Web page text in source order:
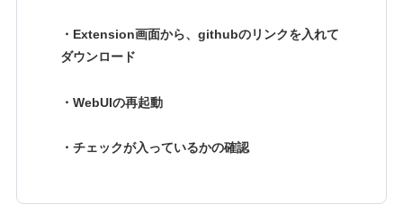
・Extension画面から、githubのリンクを入れて
ダウンロード
・WebUIの再起動
・チェックが入っているかの確認